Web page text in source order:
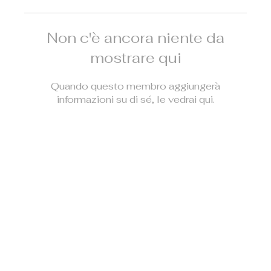
Non c'è ancora niente da
mostrare qui
Quando questo membro aggiungerà
informazioni su di sé, le vedrai qui.